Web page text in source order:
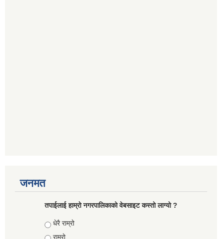
जनमत
तपाईलाई हाम्रो नगरपालिकाको वेबसाइट कस्तो लाग्यो ?
Choices
धेरै राम्रो
राम्रो